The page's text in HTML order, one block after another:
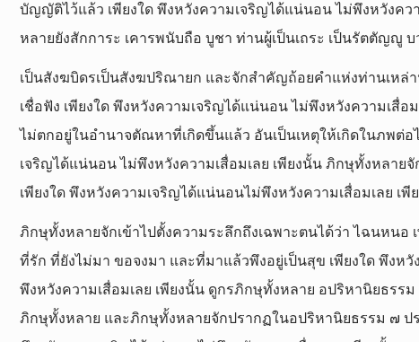
บัญญัติไว้แล้ว เพียงใด พึงหวังความเจริญได้แน่นอน ไม่พึงหวังคว
หลายยังสักการะ เคารพนับถือ บูชา ท่านผู้เป็นเถระ เป็นรัตตัญญู
เป็นสังฆบิดรเป็นสังฆปริณายก และจักสำคัญถ้อยคำแห่งท่านเหล่
เชื่อฟัง เพียงใด พึงหวังความเจริญได้แน่นอน ไม่พึงหวังความเสื่อ
ไม่ตกอยู่ในอำนาจตัณหาที่เกิดขึ้นแล้ว อันเป็นเหตุให้เกิดในภพต่อ
เจริญได้แน่นอน ไม่พึงหวังความเสื่อมเลย เพียงนั้น ภิกษุทั้งหลาย
เพียงใด พึงหวังความเจริญได้แน่นอนไม่พึงหวังความเสื่อมเลย เพี
ภิกษุทั้งหลายจักเข้าไปตั้งความระลึกถึงเฉพาะตนได้ว่า ไฉนหนอ
ที่รัก ที่ยังไม่มา ขอจงมา และที่มาแล้วพึงอยู่เป็นสุข เพียงใด พึงห
พึงหวังความเสื่อมเลย เพียงนั้น ดูกรภิกษุทั้งหลาย อปริหานิยธรร
ภิกษุทั้งหลาย และภิกษุทั้งหลายจักปรากฏในอปริหานิยธรรม ๗ ป